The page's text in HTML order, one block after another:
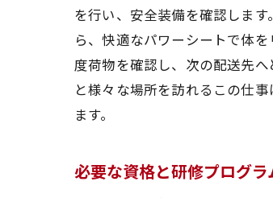
を行い、安全装備を確認しま
ら、快適なパワーシートで体
度荷物を確認し、次の配送先
と様々な場所を訪れるこの仕
ます。
必要な資格と研修プログラ